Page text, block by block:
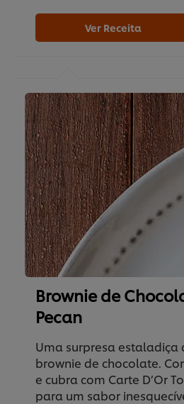
Ver Receita
Brownie de
Pecan
Uma surpresa estaladiça
brownie de chocolate.
e cubra com Carte D’Or
para um sabor